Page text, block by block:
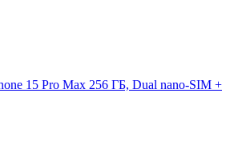
15 Pro Max 256 ГБ, Dual nano-SIM +